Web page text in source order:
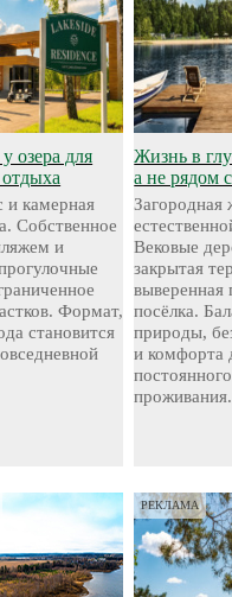
озера для
и камерная
Собственное
и
Формат,
становится
Жизнь в
а не рядом
Загородная
Вековые
закрытая
выверенная
посёлка.
природы,
и комфорта
постоянного
проживания.
РЕКЛАМА